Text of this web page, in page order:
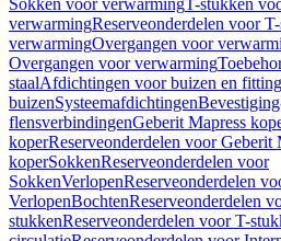
Sokken voor verwarmingT-stukken
verwarmingReserveonderdelen voor
verwarmingOvergangen voor
Overgangen voor verwarming
staalAfdichtingen voor buizen en
buizenSysteemafdichtingen
flensverbindingenGeberit Mapress
koperReserveonderdelen voor Geberit
koperSokkenReserveonderdelen voor
SokkenVerlopenReserveonderdelen
VerlopenBochtenReserveonderdelen
stukkenReserveonderdelen voor T-